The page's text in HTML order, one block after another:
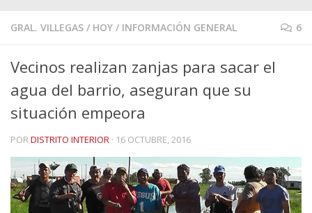
GRAL. VILLEGAS / HOY / INFORMACIÓN GENERAL 6
Vecinos realizan zanjas para sacar el
agua del barrio, aseguran que su
situación empeora
PORDISTRITO INTERIOR · 16 OCTUBRE, 2016